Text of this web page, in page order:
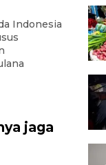
Indonesia
jaga